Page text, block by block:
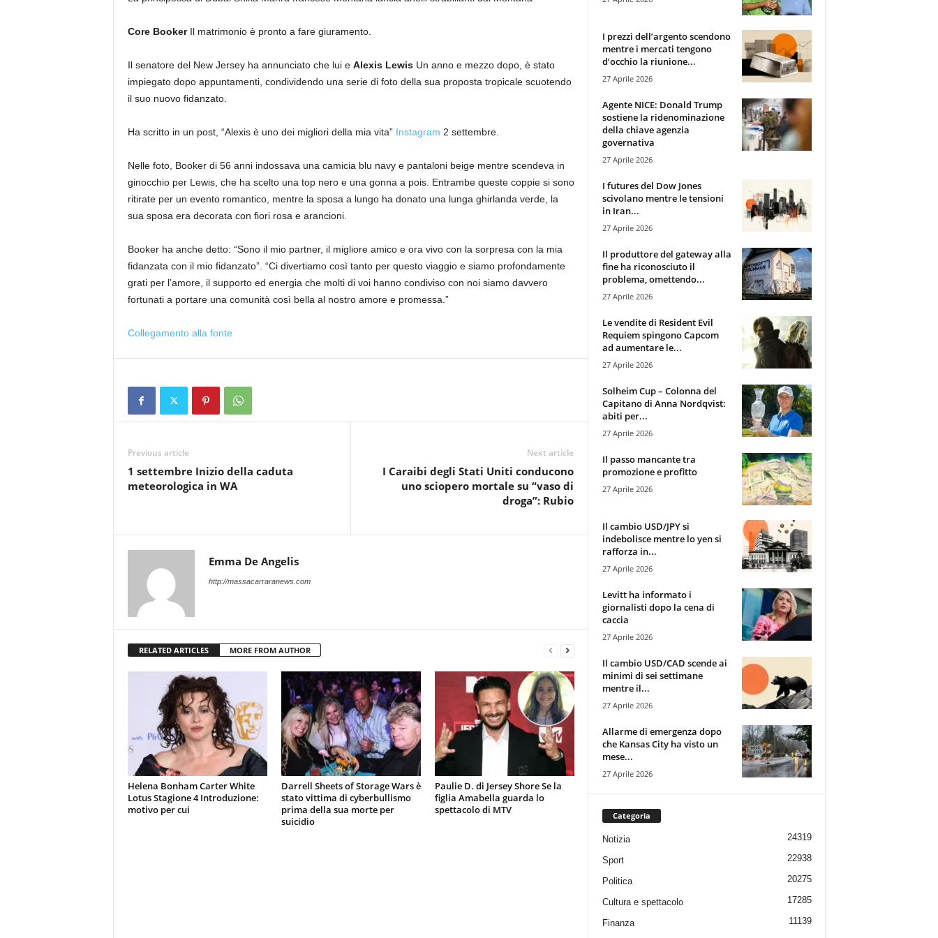
Core BookerIl matrimonio è pronto a fare giuramento.
Il senatore del New Jersey ha annunciato che lui e Alexis LewisUn anno e mezzo dopo, è stato
impiegato dopo appuntamenti, condividendo una serie di foto della sua proposta tropicale scuotendo
il suo nuovo fidanzato.
Ha scritto in un post, “Alexis è uno dei migliori della mia vita” Instagram 2 settembre.
Nelle foto, Booker di 56 anni indossava una camicia blu navy e pantaloni beige mentre scendeva in
ginocchio per Lewis, che ha scelto una top nero e una gonna a pois. Entrambe queste coppie si sono
ritirate per un evento romantico, mentre la sposa a lungo ha donato una lunga ghirlanda verde, la
sua sposa era decorata con fiori rosa e arancioni.
Booker ha anche detto: “Sono il mio partner, il migliore amico e ora vivo con la sorpresa con la mia
fidanzata con il mio fidanzato”. “Ci divertiamo così tanto per questo viaggio e siamo profondamente
grati per l’amore, il supporto ed energia che molti di voi hanno condiviso con noi siamo davvero
fortunati a portare una comunità così bella al nostro amore e promessa.”
Collegamento alla fonte
Previous article
1 settembre Inizio della caduta
meteorologica in WA
Next article
I Caraibi degli Stati Uniti conducono
uno sciopero mortale su “vaso di
droga”: Rubio
Emma De Angelis
http://massacarraranews.com
RELATED ARTICLES MORE FROM AUTHOR
Helena Bonham Carter White
Lotus Stagione 4 Introduzione:
motivo per cui
Darrell Sheets of Storage Wars è
stato vittima di cyberbullismo
prima della sua morte per
suicidio
Paulie D. di Jersey Shore Se la
figlia Amabella guarda lo
spettacolo di MTV
I prezzi dell’argento scendono
mentre i mercati tengono
d’occhio la riunione...
27 Aprile 2026
Agente NICE: Donald Trump
sostiene la ridenominazione
della chiave agenzia
governativa
27 Aprile 2026
I futures del Dow Jones
scivolano mentre le tensioni
in Iran...
27 Aprile 2026
Il produttore del gateway alla
fine ha riconosciuto il
problema, omettendo...
27 Aprile 2026
Le vendite di Resident Evil
Requiem spingono Capcom
ad aumentare le...
27 Aprile 2026
Solheim Cup – Colonna del
Capitano di Anna Nordqvist:
abiti per...
27 Aprile 2026
Il passo mancante tra
promozione e profitto
27 Aprile 2026
Il cambio USD/JPY si
indebolisce mentre lo yen si
rafforza in...
27 Aprile 2026
Levitt ha informato i
giornalisti dopo la cena di
caccia
27 Aprile 2026
Il cambio USD/CAD scende ai
minimi di sei settimane
mentre il...
27 Aprile 2026
Allarme di emergenza dopo
che Kansas City ha visto un
mese...
27 Aprile 2026
Categoria
Notizia 24319
Sport 22938
Politica 20275
Cultura e spettacolo 17285
Finanza
11139